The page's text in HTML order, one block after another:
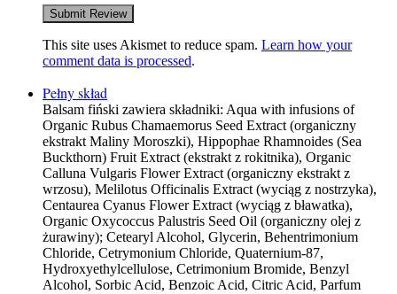
This site uses Akismet to reduce spam. Learn how your
comment data is processed.
Pełny skład
Balsam fiński zawiera składniki: Aqua with infusions of
Organic Rubus Chamaemorus Seed Extract (organiczny
ekstrakt Maliny Moroszki), Hippophae Rhamnoides (Sea
Buckthorn) Fruit Extract (ekstrakt z rokitnika), Organic
Calluna Vulgaris Flower Extract (organiczny ekstrakt z
wrzosu), Melilotus Officinalis Extract (wyciąg z nostrzyka),
Centaurea Cyanus Flower Extract (wyciąg z bławatka),
Organic Oxycoccus Palustris Seed Oil (organiczny olej z
żurawiny); Cetearyl Alcohol, Glycerin, Behentrimonium
Chloride, Cetrymonium Chloride, Quaternium-87,
Hydroxyethylcellulose, Cetrimonium Bromide, Benzyl
Alcohol, Sorbic Acid, Benzoic Acid, Citric Acid, Parfum